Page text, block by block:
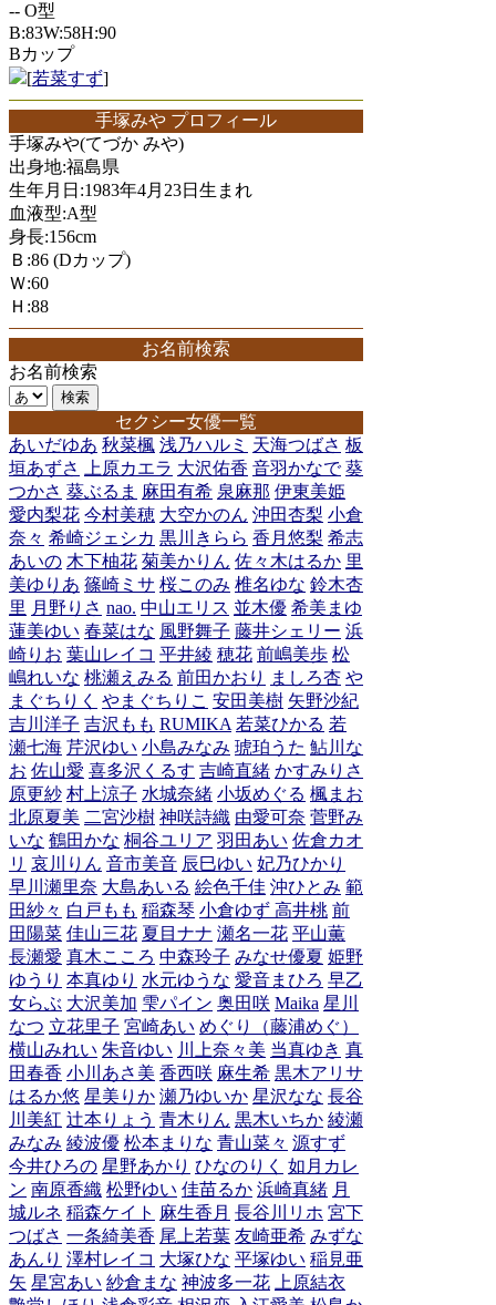
-- O型
B:83W:58H:90
Bカップ
[若菜すず]
手塚みや プロフィール
手塚みや(てづか みや)
出身地:福島県
生年月日:1983年4月23日生まれ
血液型:A型
身長:156cm
Ｂ:86 (Dカップ)
Ｗ:60
Ｈ:88
お名前検索
お名前検索
セクシー女優一覧
あいだゆあ 秋菜楓 浅乃ハルミ 天海つばさ 板
垣あずさ
上原カエラ 大沢佑香 音羽かなで 葵
つかさ 葵ぶるま 麻田有希 泉麻那 伊東美姫
愛内梨花 今村美穂 大空かのん 沖田杏梨 小倉
奈々 希崎ジェシカ 黒川きらら 香月悠梨 希志
あいの 木下柚花 菊美かりん 佐々木はるか 里
美ゆりあ 篠崎ミサ 桜このみ 椎名ゆな 鈴木杏
里 月野りさ nao. 中山エリス 並木優 希美まゆ
蓮美ゆい 春菜はな 風野舞子 藤井シェリー 浜
崎りお 葉山レイコ 平井綾 穂花 前嶋美歩 松
嶋れいな 桃瀬えみる 前田かおり ましろ杏 や
まぐちりく やまぐちりこ 安田美樹 矢野沙紀
吉川洋子 吉沢もも RUMIKA 若菜ひかる 若
瀬七海 芹沢ゆい 小島みなみ 琥珀うた 鮎川な
お 佐山愛 喜多沢くるす 吉崎直緒 かすみりさ
原更紗 村上涼子 水城奈緒 小坂めぐる 楓まお
北原夏美 二宮沙樹 神咲詩織 由愛可奈 菅野み
いな 鶴田かな 桐谷ユリア 羽田あい 佐倉カオ
リ 哀川りん 音市美音 辰巳ゆい 妃乃ひかり
早川瀬里奈 大島あいる 絵色千佳 沖ひとみ 範
田紗々 白戸もも 稲森琴 小倉ゆず 高井桃 前
田陽菜 佳山三花 夏目ナナ 瀬名一花 平山薫
長瀬愛 真木こころ 中森玲子 みなせ優夏 姫野
ゆうり 本真ゆり 水元ゆうな 愛音まひろ 早乙
女らぶ 大沢美加 雫パイン 奥田咲 Maika 星川
なつ 立花里子 宮崎あい めぐり（藤浦めぐ）
横山みれい 朱音ゆい 川上奈々美 当真ゆき 真
田春香 小川あさ美 香西咲 麻生希 黒木アリサ
はるか悠 星美りか 瀬乃ゆいか 星沢なな 長谷
川美紅 辻本りょう 青木りん 黒木いちか 綾瀬
みなみ 綾波優 松本まりな 青山菜々 源すず
今井ひろの 星野あかり ひなのりく 如月カレ
ン 南原香織 松野ゆい 佳苗るか 浜崎真緒 月
城ルネ 稲森ケイト 麻生香月 長谷川リホ 宮下
つばさ 一条綺美香 尾上若葉 友崎亜希 みずな
あんり 澤村レイコ 大塚ひな 平塚ゆい 稲見亜
矢 星宮あい 紗倉まな 神波多一花
上原結衣